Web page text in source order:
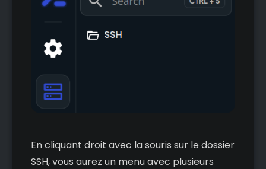
En cliquant droit avec la souris sur le dossier
SSH, vous aurez un menu avec plusieurs